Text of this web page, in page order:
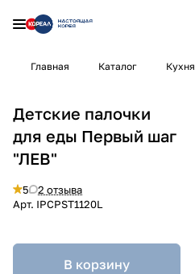
Главная Каталог Кухня
Детские палочки
для еды Первый шаг
"ЛЕВ"
5
2 отзыва
Арт. IPCPST1120L
В корзину